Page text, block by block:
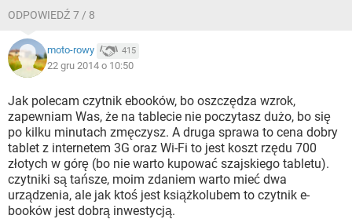
ODPOWIEDŹ 7 / 8
moto-rowy 415
22 gru 2014 o 10:50
Jak polecam czytnik ebooków, bo oszczędza wzrok,
zapewniam Was, że na tablecie nie poczytasz dużo, bo się
po kilku minutach zmęczysz. A druga sprawa to cena dobry
tablet z internetem 3G oraz Wi-Fi to jest koszt rzędu 700
złotych w górę (bo nie warto kupować szajskiego tabletu).
czytniki są tańsze, moim zdaniem warto mieć dwa
urządzenia, ale jak ktoś jest książkolubem to czytnik e-
booków jest dobrą inwestycją.